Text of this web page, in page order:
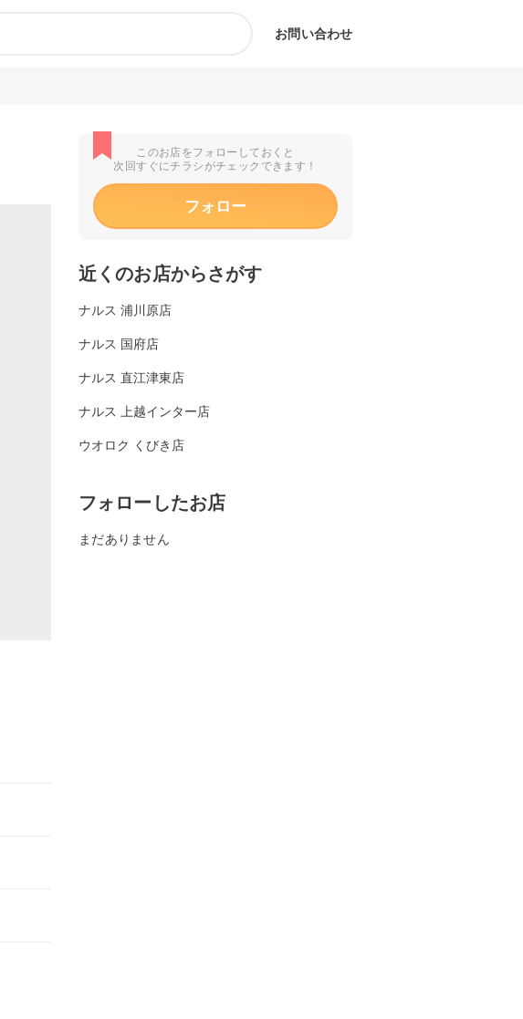
お問い合わせ
このお店をフォローしておくと
次回すぐにチラシがチェックできます！
フォロー
近くのお店からさがす
ナルス 浦川原店
ナルス 国府店
ナルス 直江津東店
ナルス 上越インター店
ウオロク くびき店
フォローしたお店
まだありません